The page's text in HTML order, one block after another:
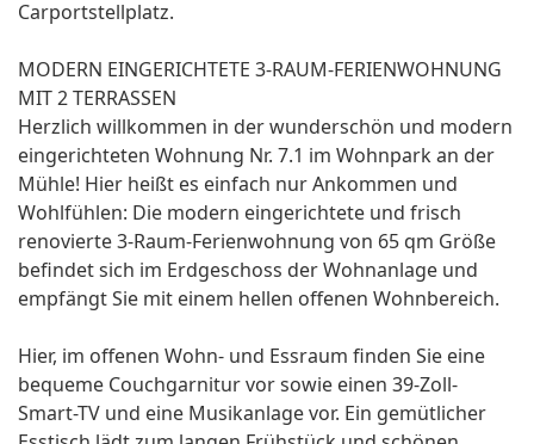
Carportstellplatz.
MODERN EINGERICHTETE 3-RAUM-FERIENWOHNUNG
MIT 2 TERRASSEN
Herzlich willkommen in der wunderschön und modern
eingerichteten Wohnung Nr. 7.1 im Wohnpark an der
Mühle! Hier heißt es einfach nur Ankommen und
Wohlfühlen: Die modern eingerichtete und frisch
renovierte 3-Raum-Ferienwohnung von 65 qm Größe
befindet sich im Erdgeschoss der Wohnanlage und
empfängt Sie mit einem hellen offenen Wohnbereich.
Hier, im offenen Wohn- und Essraum finden Sie eine
bequeme Couchgarnitur vor sowie einen 39-Zoll-
Smart-TV und eine Musikanlage vor. Ein gemütlicher